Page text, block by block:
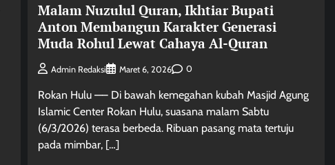
Malam Nuzulul Quran, Ikhtiar Bupati
Anton Membangun Karakter Generasi
Muda Rohul Lewat Cahaya Al-Quran
Admin Redaksi Maret 6, 2026 0
Rokan Hulu —– Di bawah kemegahan kubah Masjid Agung
Islamic Center Rokan Hulu, suasana malam Sabtu
(6/3/2026) terasa berbeda. Ribuan pasang mata tertuju
pada mimbar, […]